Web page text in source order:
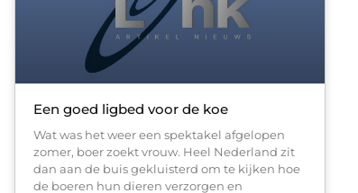
Een goed ligbed voor de koe
Wat was het weer een spektakel afgelopen
zomer, boer zoekt vrouw. Heel Nederland zit
dan aan de buis gekluisterd om te kijken hoe
de boeren hun dieren verzorgen en